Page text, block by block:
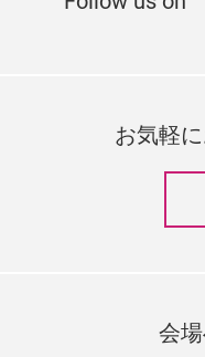
お気軽
会